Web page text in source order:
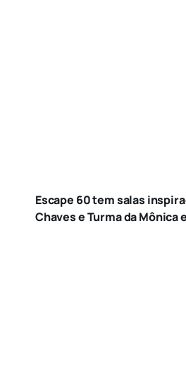
Escape 60 tem salas
Chaves e Turma da Mônica